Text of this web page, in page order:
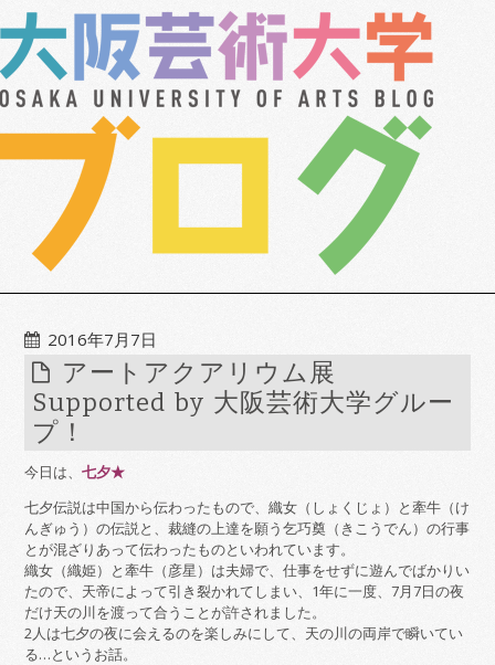
2016年7月7日
アートアクアリウム展
Supported by 大阪芸術大学グルー
プ！
今日は、七夕★
七夕伝説は中国から伝わったもので、織女（しょくじょ）と牽牛（け
んぎゅう）の伝説と、裁縫の上達を願う乞巧奠（きこうでん）の行事
とが混ざりあって伝わったものといわれています。
織女（織姫）と牽牛（彦星）は夫婦で、仕事をせずに遊んでばかりい
たので、天帝によって引き裂かれてしまい、1年に一度、7月7日の夜
だけ天の川を渡って合うことが許されました。
2人は七夕の夜に会えるのを楽しみにして、天の川の両岸で瞬いてい
る…というお話。